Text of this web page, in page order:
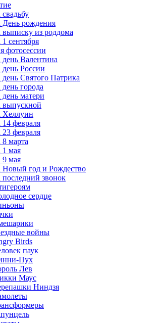
рождения
из роддома
сентября
фотосессии
Валентина
России
Святого Патрика
города
матери
февраля
февраля
марта
мая
мая
год и Рождество
звонок
сердце
войны
Birds
паук
Пух
Лев
Маус
Ниндзя